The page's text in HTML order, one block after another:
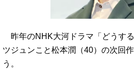
昨年のNHK大河ドラマ「どうす
ツジュンこと松本潤（40）の次回
う。